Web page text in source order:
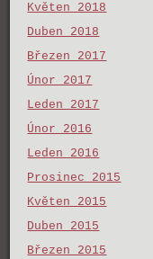
Květen 2018
Duben 2018
Březen 2017
Únor 2017
Leden 2017
Únor 2016
Leden 2016
Prosinec 2015
Květen 2015
Duben 2015
Březen 2015